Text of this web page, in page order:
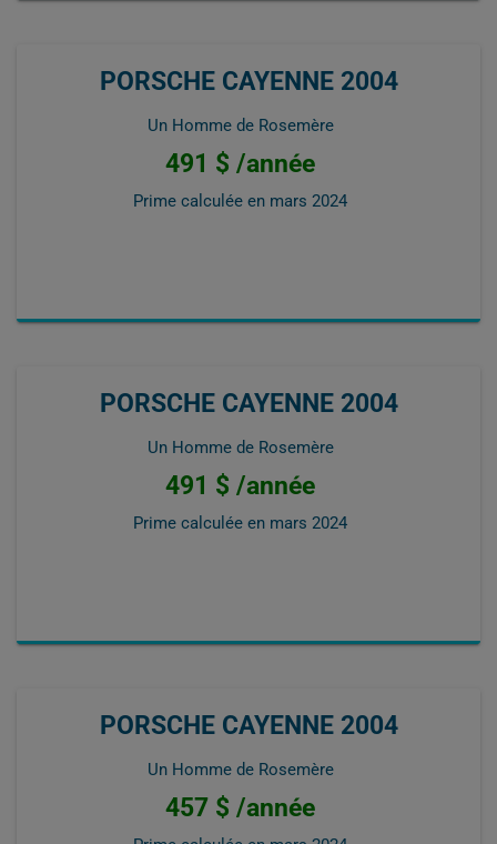
PORSCHE CAYENNE 2004
Un Homme de Rosemère
491 $ /année
Prime calculée en mars 2024
PORSCHE CAYENNE 2004
Un Homme de Rosemère
491 $ /année
Prime calculée en mars 2024
PORSCHE CAYENNE 2004
Un Homme de Rosemère
457 $ /année